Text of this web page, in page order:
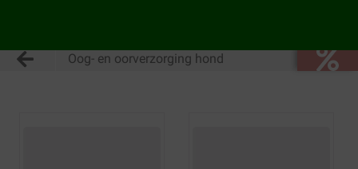
Oog- en oorverzorging hond